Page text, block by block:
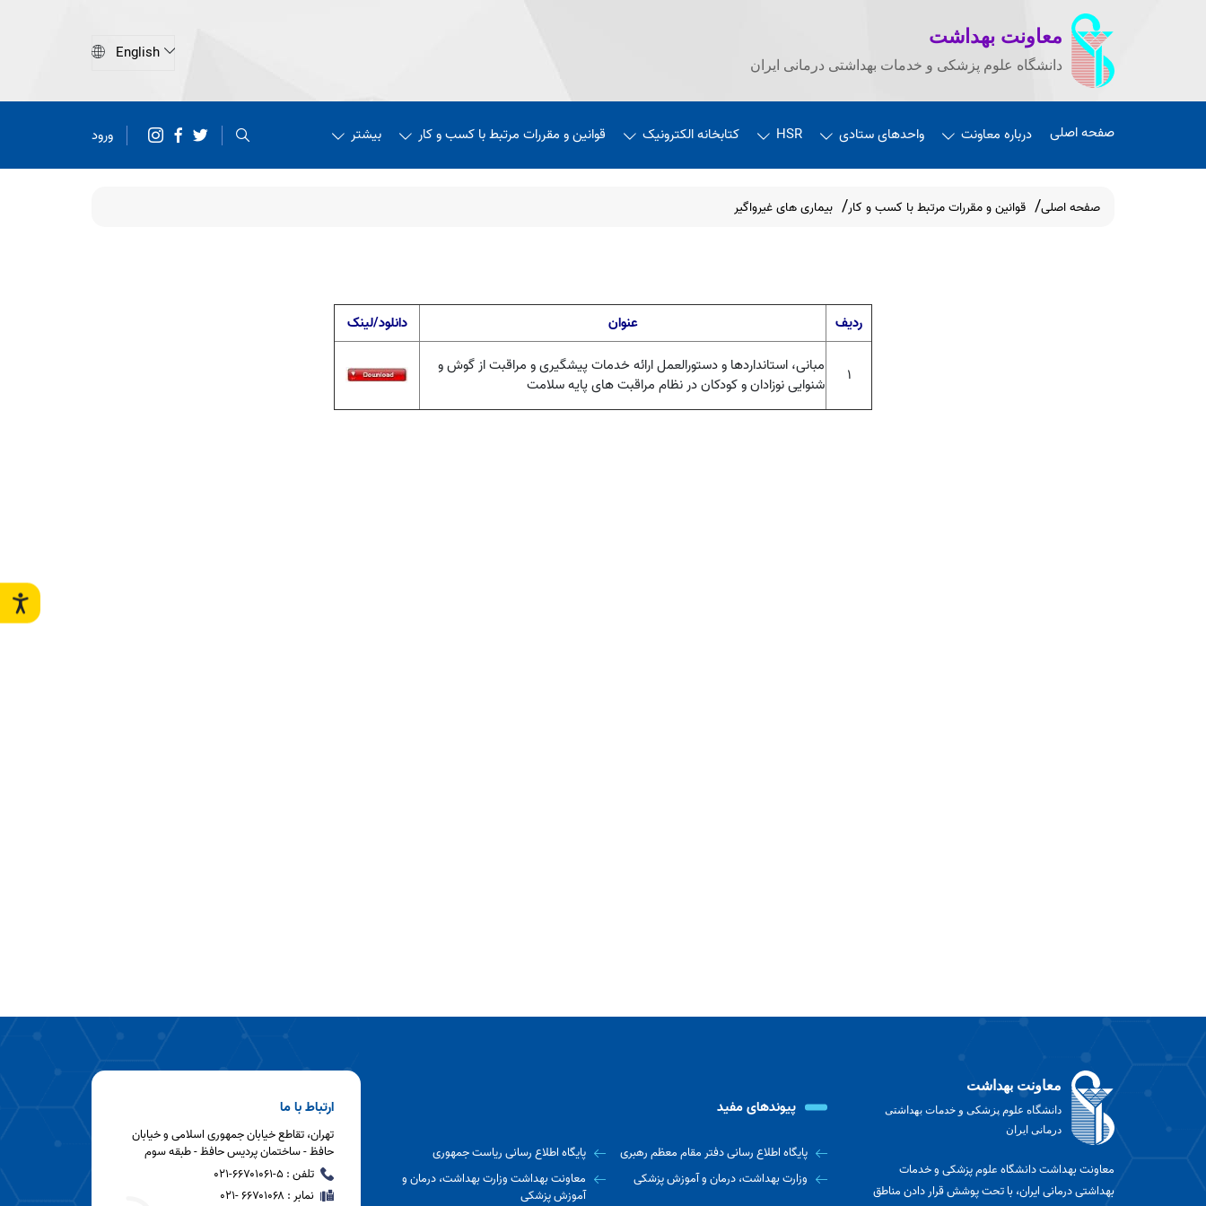
معاونت بهداشت
دانشگاه علوم پزشکی و خدمات بهداشتی درمانی ایران
صفحه اصلی درباره معاونت واحدهای ستادی HSR کتابخانه الکترونیک قوانین و مقررات مرتبط با کسب و کار بیشتر ورود
صفحه اصلی قوانین و مقررات مرتبط با کسب و کار بیماری های غیرواگیر
ردیف عنوان دانلود/لینک
۱
مبانی، استانداردها و دستورالعمل ارائه خدمات پیشگیری و مراقبت از گوش و
شنوایی نوزادان و کودکان در نظام مراقبت های پایه سلامت
معاونت بهداشت
دانشگاه علوم پزشکی و خدمات بهداشتی
درمانی ایران
معاونت بهداشت دانشگاه علوم پزشکی و خدمات
بهداشتی درمانی ایران، با تحت پوشش قرار دادن مناطق
پیوندهای مفید
پایگاه اطلاع رسانی دفتر مقام معظم رهبری
پایگاه اطلاع رسانی ریاست جمهوری
وزارت بهداشت، درمان و آموزش پزشکی
معاونت بهداشت وزارت بهداشت، درمان و
آموزش پزشکی
ارتباط با ما
تهران، تقاطع خیابان جمهوری اسلامی و خیابان
حافظ - ساختمان پردیس حافظ - طبقه سوم
تلفن : ۵-۶۶۷۰۱۰۶۱-۰۲۱
نمابر : ۶۶۷۰۱۰۶۸ -۰۲۱